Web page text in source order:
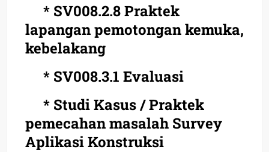
* SV008.2.8 Praktek
lapangan pemotongan kemuka,
kebelakang
* SV008.3.1 Evaluasi
* Studi Kasus / Praktek
pemecahan masalah Survey
Aplikasi Konstruksi